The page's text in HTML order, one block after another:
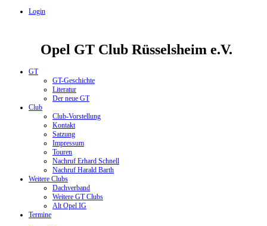
Login
Opel GT Club Rüsselsheim e.V.
GT
GT-Geschichte
Literatur
Der neue GT
Club
Club-Vorstellung
Kontakt
Satzung
Impressum
Touren
Nachruf Erhard Schnell
Nachruf Harald Barth
Weitere Clubs
Dachverband
Weitere GT Clubs
Alt Opel IG
Termine